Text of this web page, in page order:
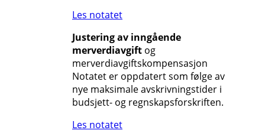
Les notatet
Justering av inngående
merverdiavgift og
merverdiavgiftskompensasjon
Notatet er oppdatert som følge av
nye maksimale avskrivningstider i
budsjett- og regnskapsforskriften.
Les notatet